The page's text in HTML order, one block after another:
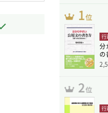
行
分
訂
行